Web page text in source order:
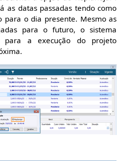
as datas passadas tendo como
para o dia presente. Mesmo as
para o futuro, o sistema
para a execução do projeto